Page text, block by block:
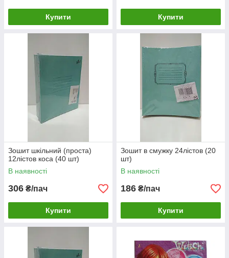
Купити Купити
Зошит шкільний (проста)
12лістов коса (40 шт)
В наявності
306 ₴/пач
Купити
Зошит в смужку 24лістов (20
шт)
В наявності
186 ₴/пач
Купити